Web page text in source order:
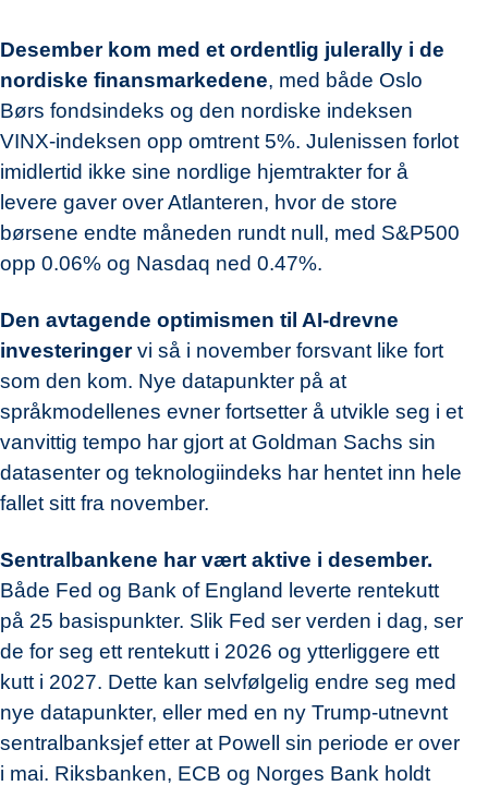
Desember kom med et ordentlig julerally i de
nordiske finansmarkedene, med både Oslo
Børs fondsindeks og den nordiske indeksen
VINX-indeksen opp omtrent 5%. Julenissen forlot
imidlertid ikke sine nordlige hjemtrakter for å
levere gaver over Atlanteren, hvor de store
børsene endte måneden rundt null, med S&P500
opp 0.06% og Nasdaq ned 0.47%.
Den avtagende optimismen til AI-drevne
investeringervi så i november forsvant like fort
som den kom. Nye datapunkter på at
språkmodellenes evner fortsetter å utvikle seg i et
vanvittig tempo har gjort at Goldman Sachs sin
datasenter og teknologiindeks har hentet inn hele
fallet sitt fra november.
Sentralbankene har vært aktive i desember.
Både Fed og Bank of England leverte rentekutt
på 25 basispunkter. Slik Fed ser verden i dag, ser
de for seg ett rentekutt i 2026 og ytterliggere ett
kutt i 2027. Dette kan selvfølgelig endre seg med
nye datapunkter, eller med en ny Trump-utnevnt
sentralbanksjef etter at Powell sin periode er over
i mai. Riksbanken, ECB og Norges Bank holdt